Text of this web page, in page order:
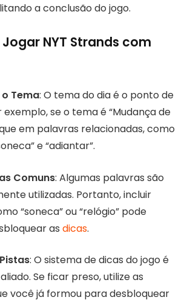
a conclusão do jogo.
NYT Strands com
Tema: O tema do dia é o ponto de
exemplo, se o tema é “Mudança de
em palavras relacionadas, como
e “adiantar”.
Comuns: Algumas palavras são
utilizadas. Portanto, incluir
“soneca” ou “relógio” pode
as dicas.
: O sistema de dicas do jogo é
Se ficar preso, utilize as
você já formou para desbloquear